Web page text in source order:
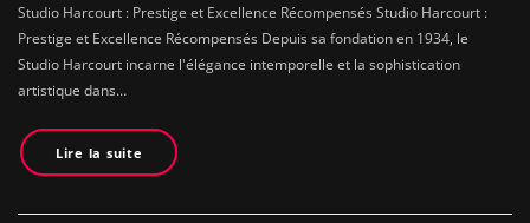
Studio Harcourt : Prestige et Excellence Récompensés Studio Harcourt :
Prestige et Excellence Récompensés Depuis sa fondation en 1934, le
Studio Harcourt incarne l'élégance intemporelle et la sophistication
artistique dans…
Lire la suite